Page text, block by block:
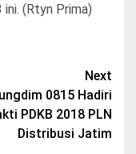
(Rtyn Prima)
Next
0815 Hadiri
PDKB 2018 PLN
Distribusi Jatim